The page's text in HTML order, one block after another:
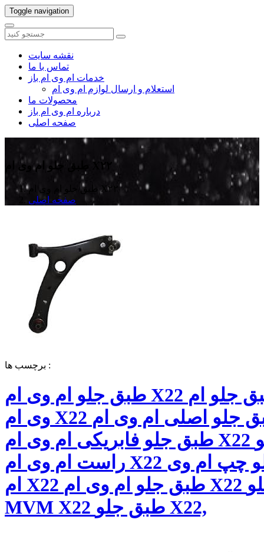
Toggle navigation
نقشه سایت
تماس با ما
خدمات ام وی ام باز
استعلام و ارسال لوازم ام وی ام
محصولات ما
درباره ام وی ام باز
صفحه اصلی
طبق جلو ام وی ام X۲۲
طبق جلو ام وی ام X۲۲
صفحه اصلی
برچسب ها :
طبق جلو ام وی ام X22 قیمت طبق جلو ام
وی ام X22 طبق جلو اصلی ام وی ام X22
طبق جلو فابریکی ام وی ام X22 طبق جلو
راست ام وی ام X22 طبق جلو چپ ام وی
ام X22 طبق جلو ام وی ام X22 طبق جلو
MVM X22 طبق جلو X22,